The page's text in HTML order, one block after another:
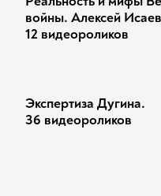
войны. Алексей Исаев
12 видеороликов
Экспертиза Дугина.
36 видеороликов